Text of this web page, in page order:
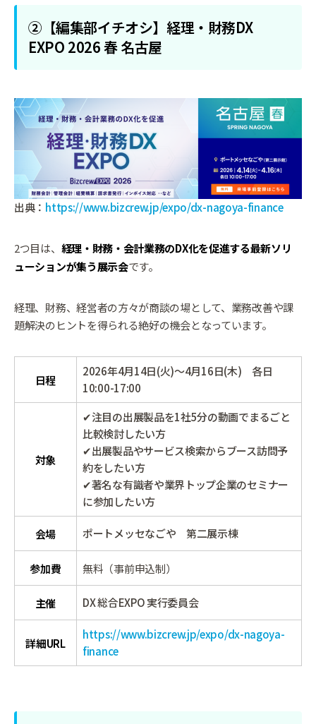
②【編集部イチオシ】経理・財務DX
EXPO 2026 春 名古屋
出典： https://www.bizcrew.jp/expo/dx-nagoya-finance
2つ目は、 経理・財務・会計業務のDX化を促進する最新ソリ
ューションが集う展示会です。
経理、財務、経営者の方々が商談の場として、業務改善や課
題解決のヒントを得られる絶好の機会となっています。
日程
2026年4月14日(火)～4月16日(木) 各日
10:00-17:00
対象
✔注目の出展製品を1社5分の動画でまるごと
比較検討したい方
✔出展製品やサービス検索からブース訪問予
約をしたい方
✔著名な有識者や業界トップ企業のセミナー
に参加したい方
会場 ポートメッセなごや 第二展示棟
参加費 無料（事前申込制）
主催 DX 総合EXPO 実行委員会
詳細URL
https://www.bizcrew.jp/expo/dx-nagoya-
finance